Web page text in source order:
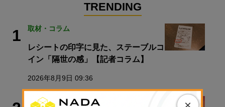
TRENDING
1 取材・コラム
レシートの印字に見た、ステーブルコ
イン「隔世の感」【記者コラム】
2026年8月9日 09:36
取材・コラム